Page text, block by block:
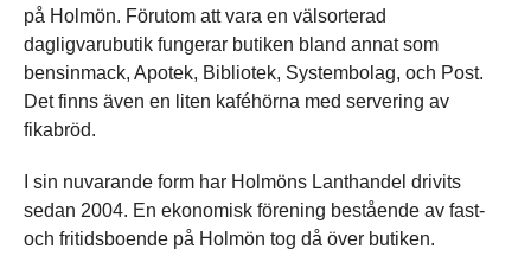
på Holmön. Förutom att vara en välsorterad
dagligvarubutik fungerar butiken bland annat som
bensinmack, Apotek, Bibliotek, Systembolag, och Post.
Det finns även en liten kaféhörna med servering av
fikabröd.
I sin nuvarande form har Holmöns Lanthandel drivits
sedan 2004. En ekonomisk förening bestående av fast-
och fritidsboende på Holmön tog då över butiken.